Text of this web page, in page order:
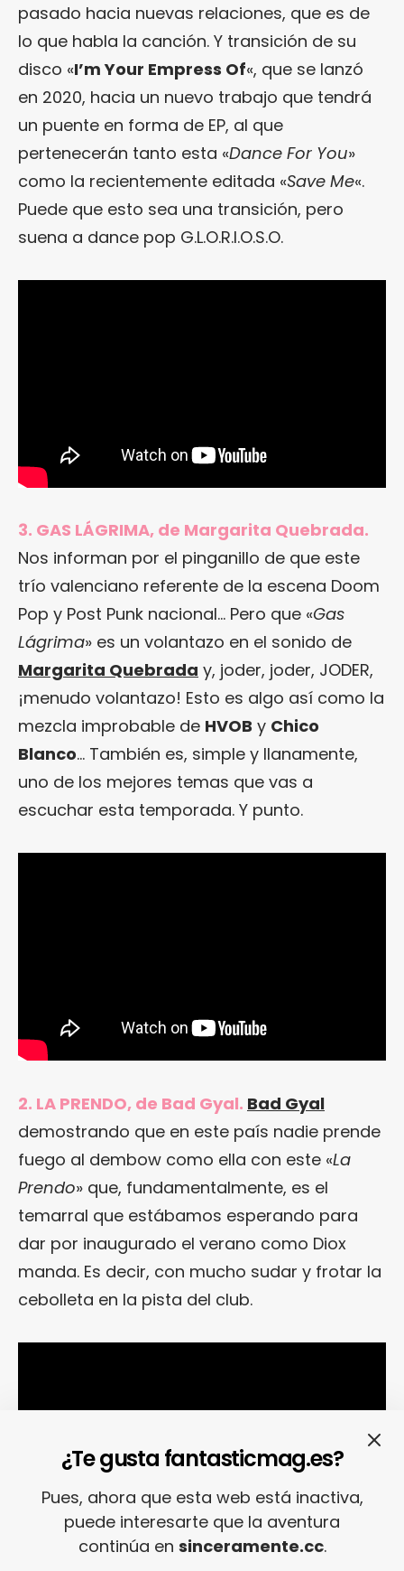
pasado hacia nuevas relaciones, que es de
lo que habla la canción. Y transición de su
disco «I’m Your Empress Of«, que se lanzó
en 2020, hacia un nuevo trabajo que tendrá
un puente en forma de EP, al que
pertenecerán tanto esta «Dance For You»
como la recientemente editada «Save Me«.
Puede que esto sea una transición, pero
suena a dance pop G.L.O.R.I.O.S.O.
3. GAS LÁGRIMA, de Margarita Quebrada.
Nos informan por el pinganillo de que este
trío valenciano referente de la escena Doom
Pop y Post Punk nacional… Pero que «Gas
Lágrima» es un volantazo en el sonido de
Margarita Quebrada y, joder, joder, JODER,
¡menudo volantazo! Esto es algo así como la
mezcla improbable de HVOB y Chico
Blanco… También es, simple y llanamente,
uno de los mejores temas que vas a
escuchar esta temporada. Y punto.
2. LA PRENDO, de Bad Gyal. Bad Gyal
demostrando que en este país nadie prende
fuego al dembow como ella con este «La
Prendo» que, fundamentalmente, es el
temarral que estábamos esperando para
dar por inaugurado el verano como Diox
manda. Es decir, con mucho sudar y frotar la
cebolleta en la pista del club.
¿Te gusta fantasticmag.es?
Pues, ahora que esta web está inactiva,
puede interesarte que la aventura
continúa en sinceramente.cc.